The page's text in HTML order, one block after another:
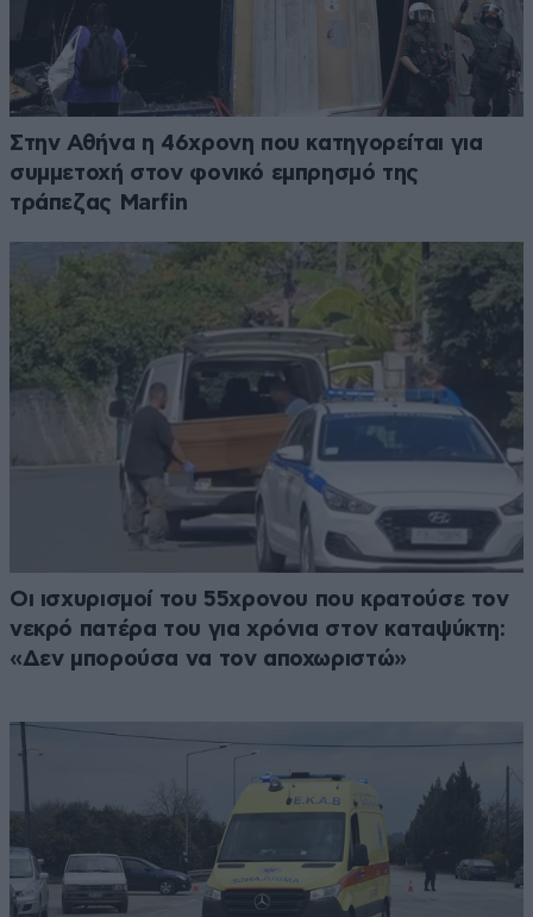
Στην Αθήνα η 46χρονη που κατηγορείται για
συμμετοχή στον φονικό εμπρησμό της
τράπεζας Marfin
Οι ισχυρισμοί του 55χρονου που κρατούσε τον
νεκρό πατέρα του για χρόνια στον καταψύκτη:
«Δεν μπορούσα να τον αποχωριστώ»